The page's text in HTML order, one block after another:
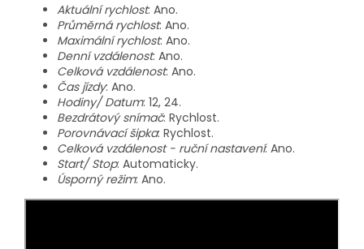
Aktuální rychlost: Ano.
Průměrná rychlost: Ano.
Maximální rychlost: Ano.
Denní vzdálenost: Ano.
Celková vzdálenost: Ano.
Čas jízdy: Ano.
Hodiny/ Datum: 12, 24.
Bezdrátový snímač: Rychlost.
Porovnávací šipka: Rychlost.
Celková vzdálenost - ruční nastavení: Ano.
Start/ Stop: Automaticky.
Úsporný režim: Ano.